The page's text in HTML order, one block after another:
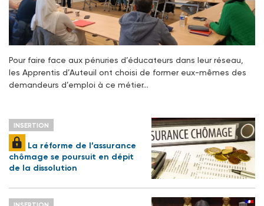
Pour faire face aux pénuries d’éducateurs dans leur réseau,
les Apprentis d’Auteuil ont choisi de former eux-mêmes des
demandeurs d’emploi à ce métier…
INSERTION
La réforme de l’assurance
chômage se poursuit en dépit
de la dissolution